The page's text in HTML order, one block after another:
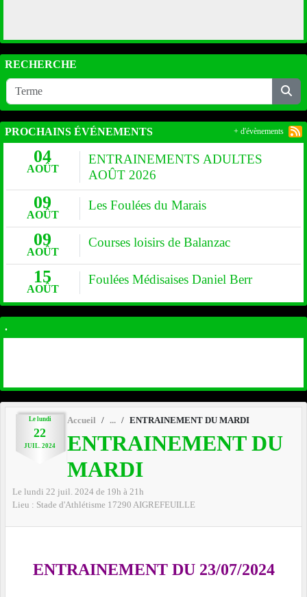
Le lundi
22
JUIL. 2024
Accueil ENTRAINEMENT DU MARDI
ENTRAINEMENT DU
MARDI
Le lundi 22 juil. 2024 de 19h à 21h
Lieu : Stade d'Athlétisme 17290 AIGREFEUILLE
ENTRAINEMENT DU 23/07/2024
RECHERCHE
PROCHAINS ÉVÉNEMENTS
04
AOÛT
ENTRAINEMENTS ADULTES
AOÛT 2026
09
AOÛT
Les Foulées du Marais
09
AOÛT
Courses loisirs de Balanzac
15
AOÛT
Foulées Médisaises Daniel Berr
+ d'évènements
.